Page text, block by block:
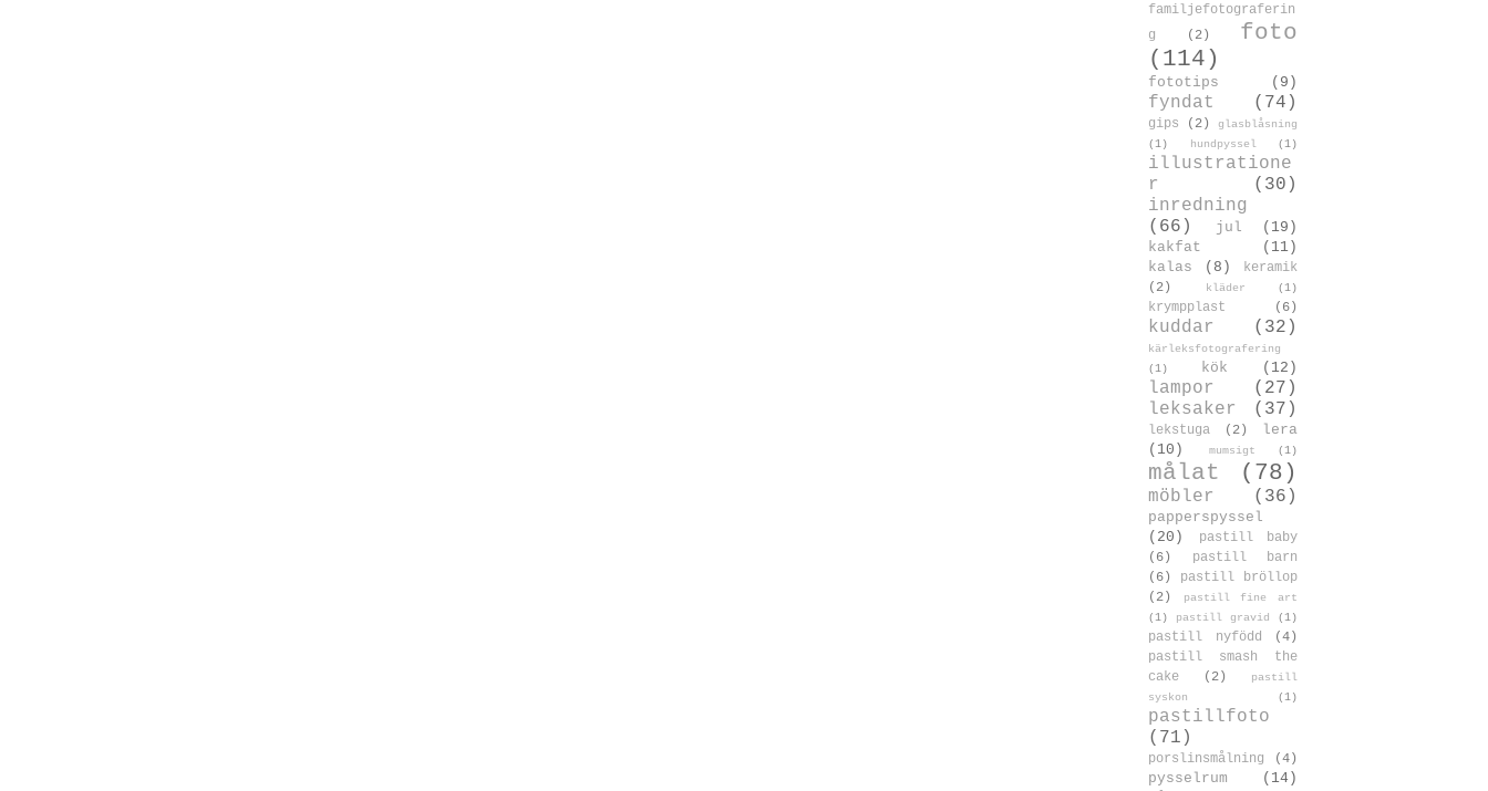
familjefotograferin
g
(2)
foto
(114)
fototips (9)
fyndat (74)
gips (2)
glasblåsning
(1)
hundpyssel (1)
illustratione
r
(30)
inredning
(66)
jul
(19)
kakfat
(11)
kalas
(8)
keramik
(2)
kläder (1)
krympplast (6)
kuddar (32)
kärleksfotografering
(1)
kök (12)
lampor
(27)
leksaker
(37)
lekstuga (2)
lera
(10)
mumsigt (1)
målat (78)
möbler (36)
papperspyssel
(20)
pastill baby
(6)
pastill barn
(6)
pastill bröllop
(2)
pastill fine art
(1)
pastill gravid (1)
pastill nyfödd
(4)
pastill smash the
cake
(2)
pastill
syskon
(1)
pastillfoto
(71)
porslinsmålning (4)
pysselrum
(14)